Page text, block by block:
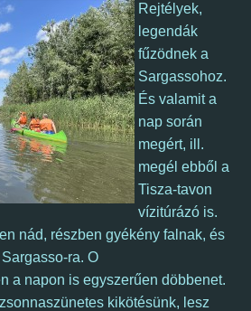
Rejtélyek,
legendák
fűzödnek a
Sargassohoz.
És valamit a
nap során
megért, ill.
megél ebből a
Tisza-tavon
vízitúrázó is.
nád, részben gyékény falnak, és
ra. O
a napon is egyszerűen döbbenet.
kikötésünk, lesz